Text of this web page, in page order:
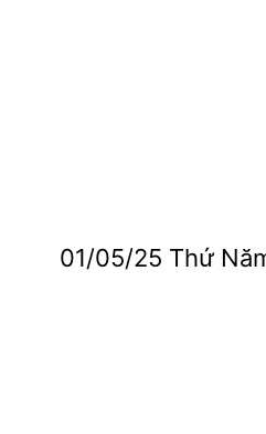
01/05/25 Thứ